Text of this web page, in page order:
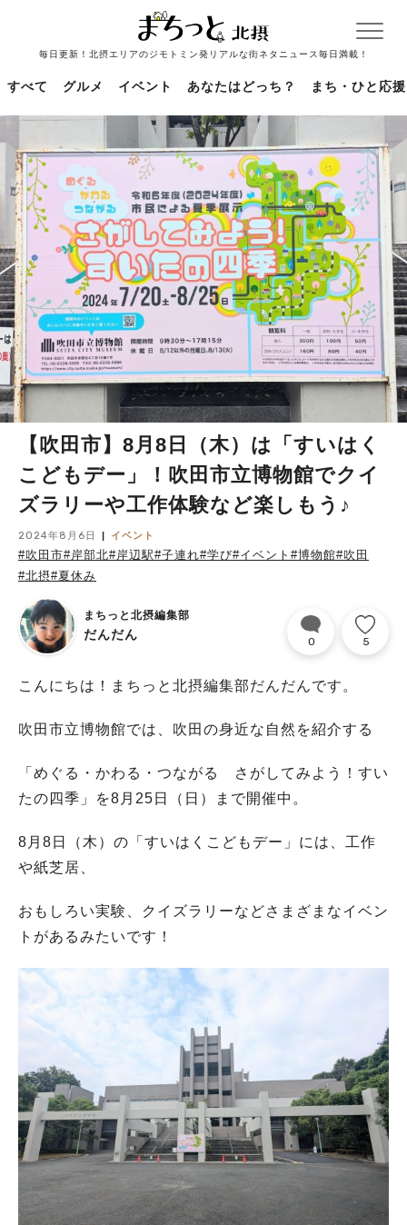
毎日更新！北摂エリアのジモトミン発リアルな街ネタニュース毎日満載！
すべて グルメ イベント あなたはどっち？ まち・ひと応援
【吹田市】8月8日（木）は「すいはく
こどもデー」！吹田市立博物館でクイ
ズラリーや工作体験など楽しもう♪
2024年8月6日 イベント
#吹田市#岸部北#岸辺駅#子連れ#学び#イベント #博物館#吹田
#北摂#夏休み
まちっと北摂編集部
だんだん 0 5
こんにちは！まちっと北摂編集部だんだんです。
吹田市立博物館では、吹田の身近な自然を紹介する
「めぐる・かわる・つながる さがしてみよう！すい
たの四季」を8月25日（日）まで開催中。
8月8日（木）の「すいはくこどもデー」には、工作
や紙芝居、
おもしろい実験、クイズラリーなどさまざまなイベン
トがあるみたいです！